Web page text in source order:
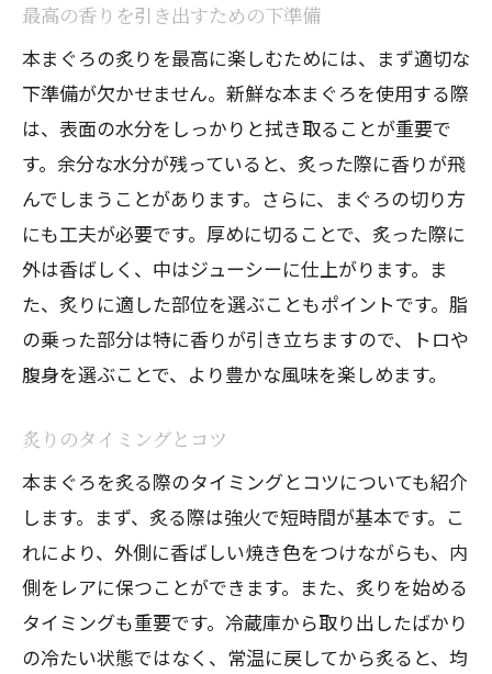
家庭で楽しむ本まぐろ炙りのシンプル調理法
簡単にできる本まぐろ炙りの基本ステッ
プ
一般的な家庭のキッチンでの炙り方法
失敗しないための調理器具の選び方
炙りに使うおすすめの調味料
本まぐろの新鮮さを活かすための切り方
炙り後に合うサイドディッシュの提案
炙り技法で変わる本まぐろの旨味を最大限に
活かす
旨味を引き出す炙り時間の調整
炙り技術がもたらす本まぐろのテクスチ
ャ
香りを際立たせる炙りの工夫
炙り後の本まぐろの保存方法
炙りの技法を活かした料理アレンジ
最高の香りを引き出すための下準備
本まぐろの炙りを最高に楽しむためには、まず適切な
下準備が欠かせません。新鮮な本まぐろを使用する際
は、表面の水分をしっかりと拭き取ることが重要で
す。余分な水分が残っていると、炙った際に香りが飛
んでしまうことがあります。さらに、まぐろの切り方
にも工夫が必要です。厚めに切ることで、炙った際に
外は香ばしく、中はジューシーに仕上がります。ま
た、炙りに適した部位を選ぶこともポイントです。脂
の乗った部分は特に香りが引き立ちますので、トロや
腹身を選ぶことで、より豊かな風味を楽しめます。
炙りのタイミングとコツ
本まぐろを炙る際のタイミングとコツについても紹介
します。まず、炙る際は強火で短時間が基本です。こ
れにより、外側に香ばしい焼き色をつけながらも、内
側をレアに保つことができます。また、炙りを始める
タイミングも重要です。冷蔵庫から取り出したばかり
の冷たい状態ではなく、常温に戻してから炙ると、均